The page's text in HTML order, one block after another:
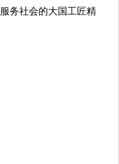
务社会的大国工匠精